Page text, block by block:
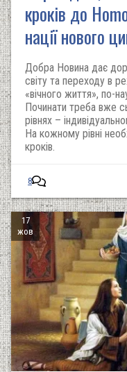
кроків до
нації нового
Добра Новина дає
світу та переходу в
«вічного життя», по-
Починати треба вже
рівнях –
На кожному рівні
кроків.
8
17
жов